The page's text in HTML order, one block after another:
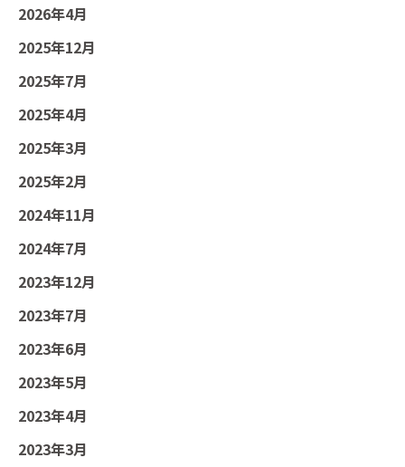
2026年4月
2025年12月
2025年7月
2025年4月
2025年3月
2025年2月
2024年11月
2024年7月
2023年12月
2023年7月
2023年6月
2023年5月
2023年4月
2023年3月